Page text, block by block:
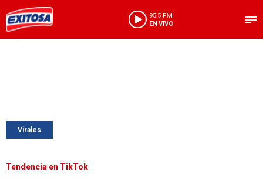
95.5 FM
EN VIVO
Virales
Tendencia en TikTok